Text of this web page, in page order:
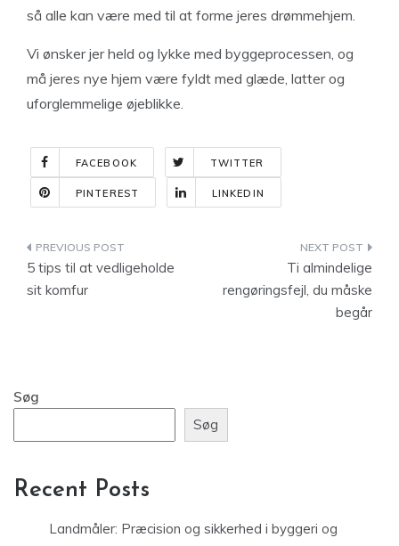
så alle kan være med til at forme jeres drømmehjem.
Vi ønsker jer held og lykke med byggeprocessen, og
må jeres nye hjem være fyldt med glæde, latter og
uforglemmelige øjeblikke.
FACEBOOK TWITTER
PINTEREST LINKEDIN
Indlægsnavigation
5 tips til at vedligeholde
sit komfur
Ti almindelige
rengøringsfejl, du måske
begår
Søg
Søg
Recent Posts
Landmåler: Præcision og sikkerhed i byggeri og